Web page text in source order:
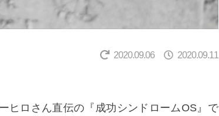
2020.09.11
2020.09.06
ヒロさん直伝の『成功シンドロームOS』で